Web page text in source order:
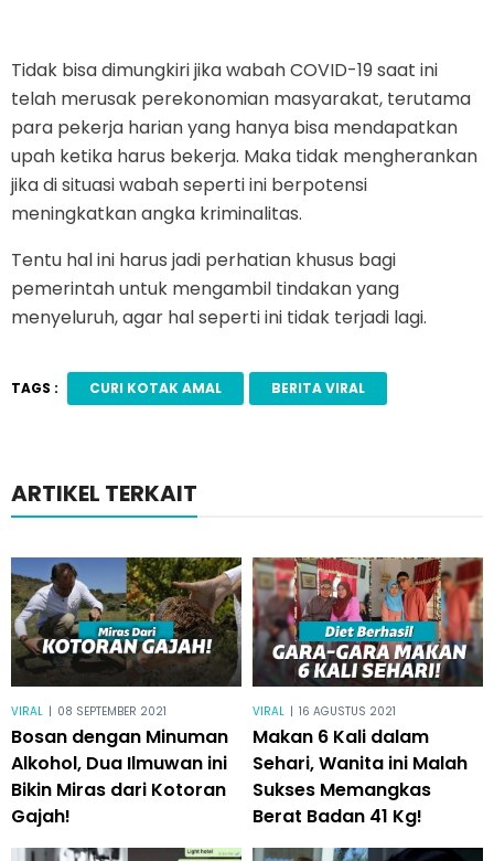
Tidak bisa dimungkiri jika wabah COVID-19 saat ini
telah merusak perekonomian masyarakat, terutama
para pekerja harian yang hanya bisa mendapatkan
upah ketika harus bekerja. Maka tidak mengherankan
jika di situasi wabah seperti ini berpotensi
meningkatkan angka kriminalitas.
Tentu hal ini harus jadi perhatian khusus bagi
pemerintah untuk mengambil tindakan yang
menyeluruh, agar hal seperti ini tidak terjadi lagi.
TAGS : CURI KOTAK AMAL BERITA VIRAL
ARTIKEL TERKAIT
VIRAL | 08 SEPTEMBER 2021
Bosan dengan Minuman
Alkohol, Dua Ilmuwan ini
Bikin Miras dari Kotoran
Gajah!
VIRAL | 16 AGUSTUS 2021
Makan 6 Kali dalam
Sehari, Wanita ini Malah
Sukses Memangkas
Berat Badan 41 Kg!